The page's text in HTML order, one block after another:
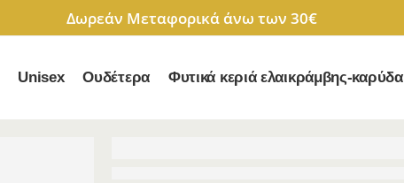
Δωρεάν Μεταφορικά άνω των 30€
Unisex Ουδέτερα Φυτικά κεριά ελαικράμβης-καρύδα